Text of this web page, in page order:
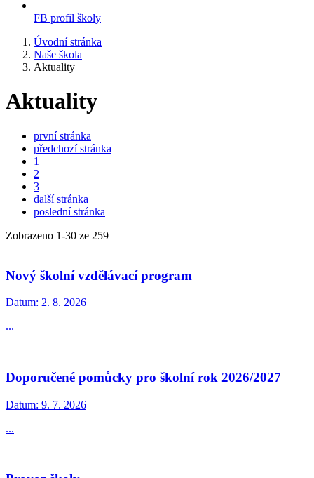
FB profil školy
Úvodní stránka
Naše škola
Aktuality
Aktuality
první stránka
předchozí stránka
1
2
3
další stránka
poslední stránka
Zobrazeno 1-30 ze 259
Nový školní vzdělávací program
Datum: 2. 8. 2026
...
Doporučené pomůcky pro školní rok 2026/2027
Datum: 9. 7. 2026
...